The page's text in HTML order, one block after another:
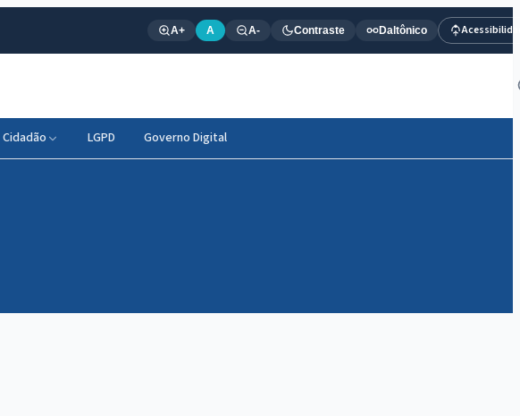
A+ A A- Contraste Daltônico
Cidadão LGPD Governo Digital